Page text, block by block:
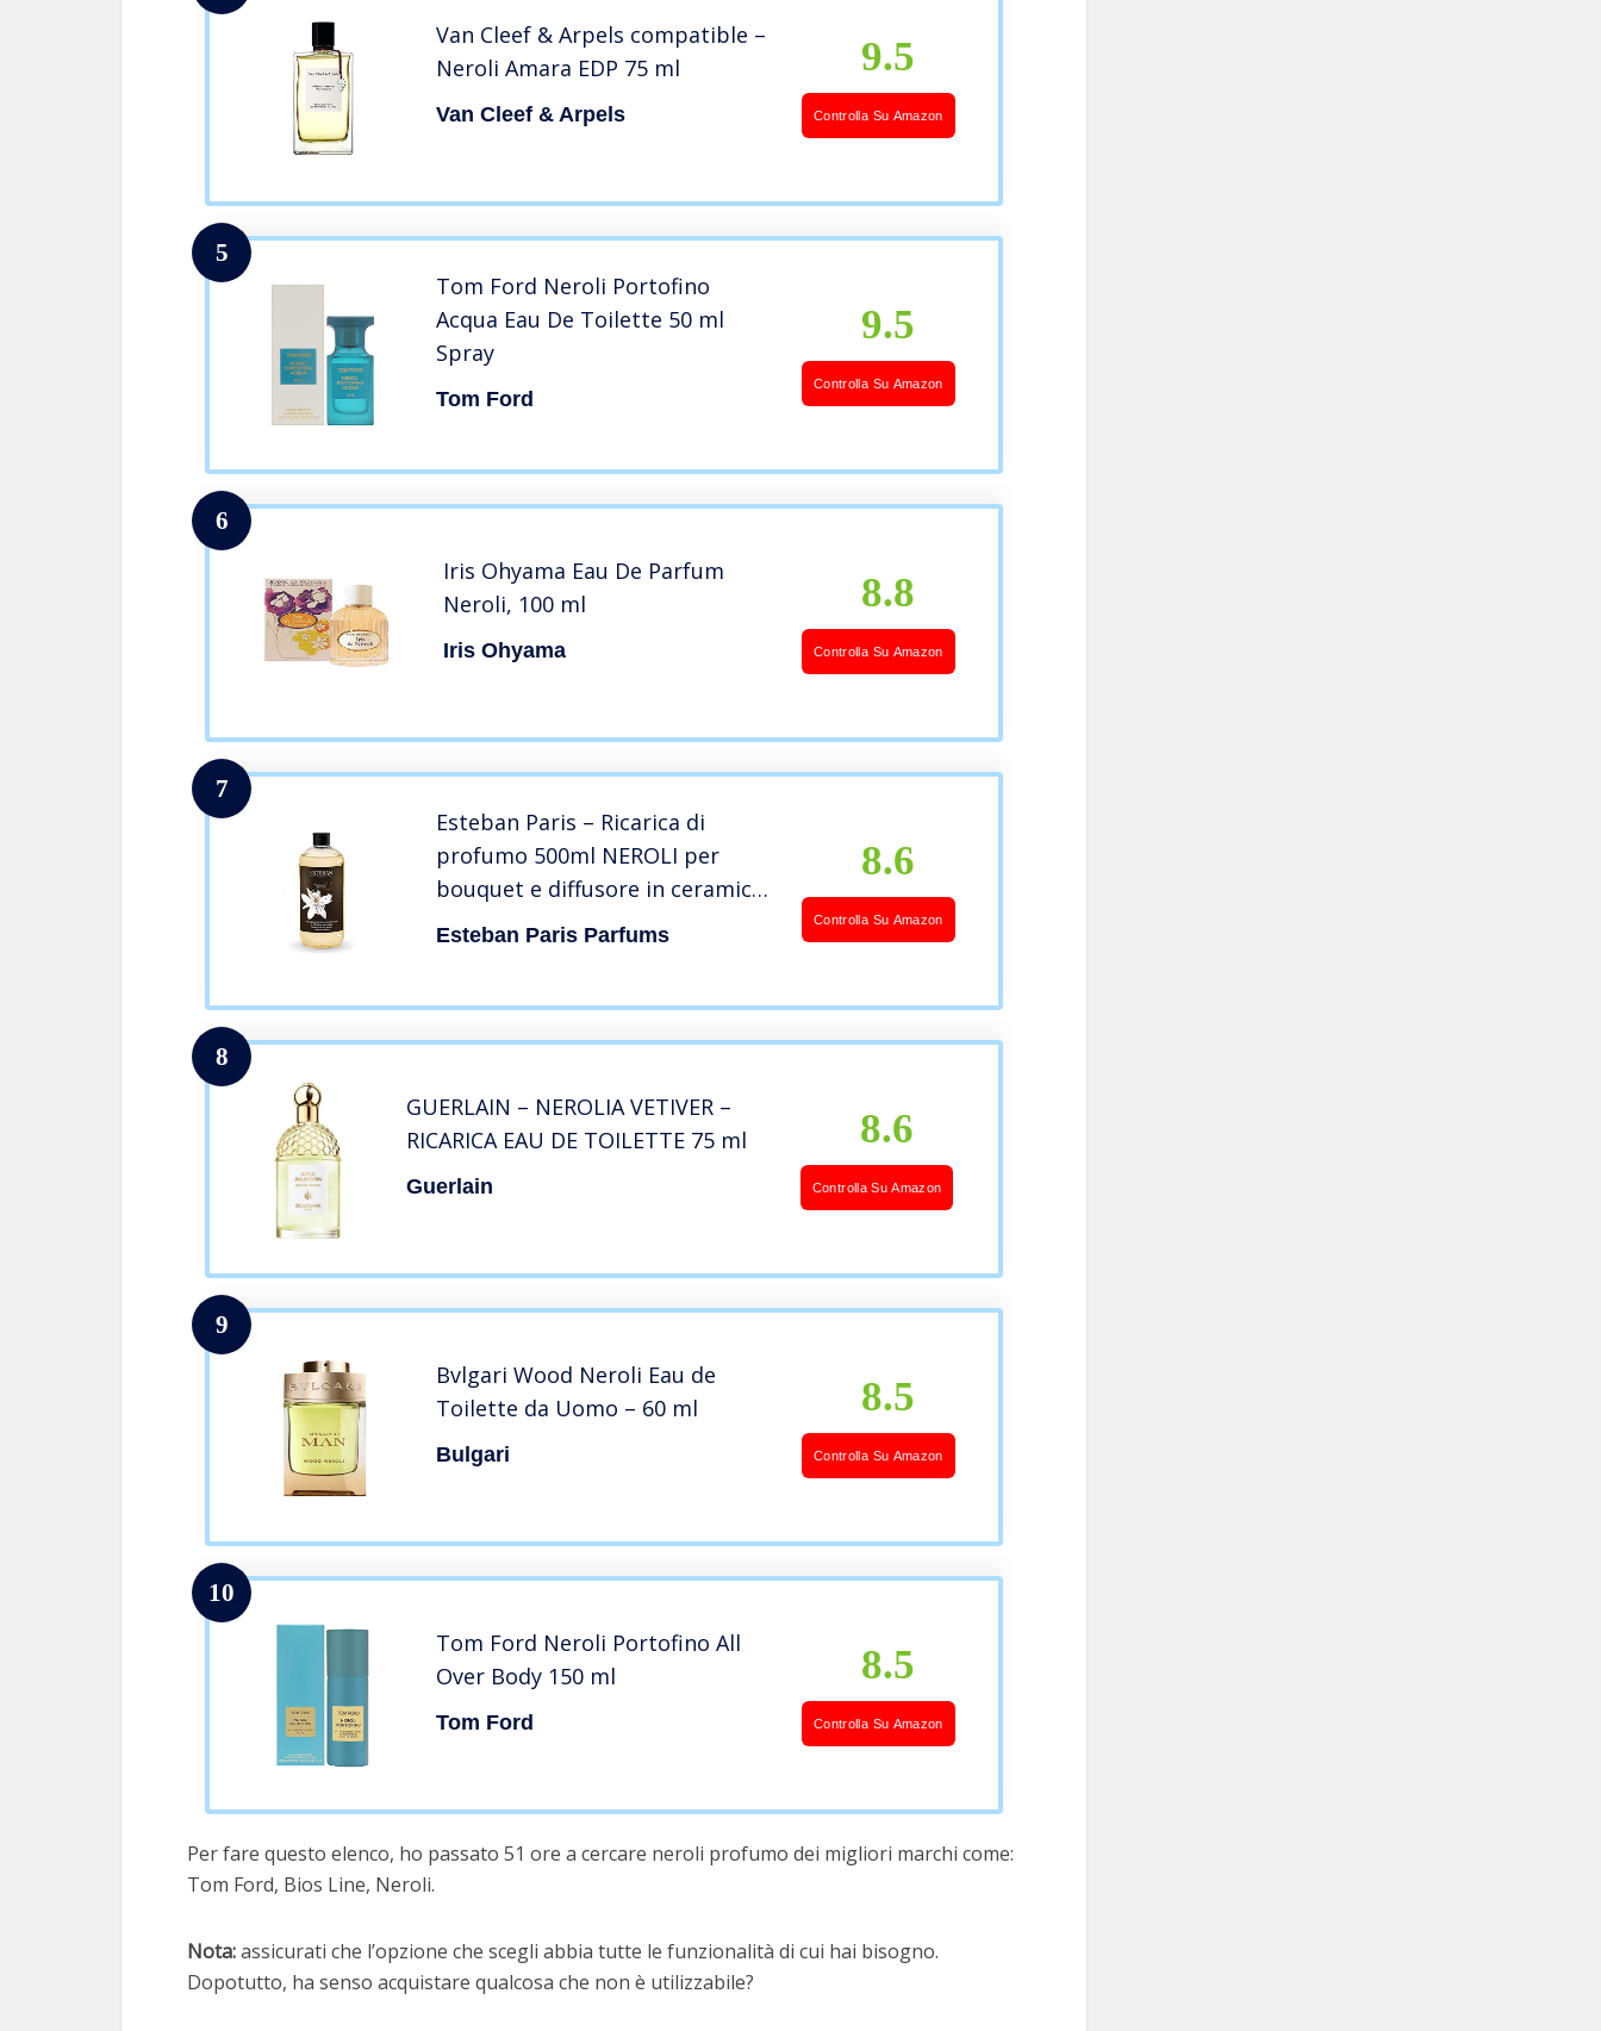
Van Cleef & Arpels compatible –
Neroli Amara EDP 75 ml
Van Cleef & Arpels
9.5
Controlla Su Amazon
5
Tom Ford Neroli Portofino
Acqua Eau De Toilette 50 ml
Spray
Tom Ford
9.5
Controlla Su Amazon
6
Iris Ohyama Eau De Parfum
Neroli, 100 ml
Iris Ohyama
8.8
Controlla Su Amazon
7
Esteban Paris – Ricarica di
profumo 500ml NEROLI per
bouquet e diffusore in ceramica
NER-044
Esteban Paris Parfums
8.6
Controlla Su Amazon
8
GUERLAIN – NEROLIA VETIVER –
RICARICA EAU DE TOILETTE 75 ml
Guerlain
8.6
Controlla Su Amazon
9
Bvlgari Wood Neroli Eau de
Toilette da Uomo – 60 ml
Bulgari
8.5
Controlla Su Amazon
10
Tom Ford Neroli Portofino All
Over Body 150 ml
Tom Ford
8.5
Controlla Su Amazon
Per fare questo elenco, ho passato 51 ore a cercare neroli profumo dei migliori marchi come:
Tom Ford, Bios Line, Neroli.
Nota:assicurati che l’opzione che scegli abbia tutte le funzionalità di cui hai bisogno.
Dopotutto, ha senso acquistare qualcosa che non è utilizzabile?